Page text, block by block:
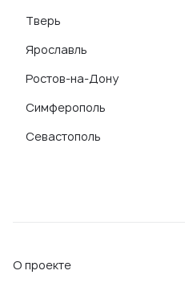
Тверь
Ярославль
Ростов-на-Дону
Симферополь
Севастополь
О проекте